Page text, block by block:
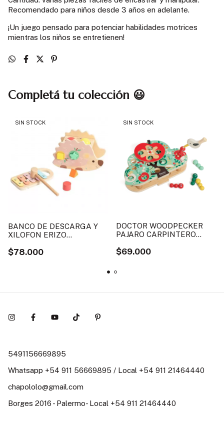
Recomendado para niños desde 3 años en adelante.
¡Un juego pensado para potenciar habilidades motrices
mientras los niños se entretienen!
Completá tu colección 😃
SIN STOCK
BANCO DE DESCARGA Y
XILOFON ERIZO
BENCH CLASSIC WORLD
$78.000
SIN STOCK
DOCTOR WOODPECKER
PAJARO CARPINTERO
$69.000
5491156669895
Whatsapp +54 911 56669895 / Local +54 911 21464440
chapololo@gmail.com
Borges 2016 - Palermo- Local +54 911 21464440